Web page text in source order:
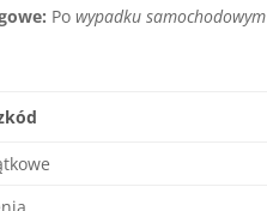
Powypadku samochodowym